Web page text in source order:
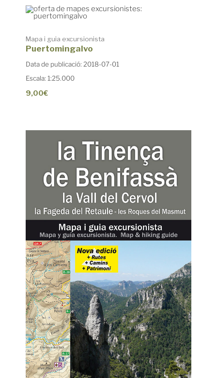
Mapa i guia excursionista
Puertomingalvo
Data de publicació: 2018-07-01
Escala: 1:25.000
9,00€